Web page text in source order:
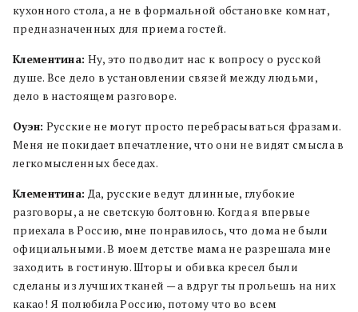
кухонного стола, а не в формальной обстановке комнат,
предназначенных для приема гостей.
Клементина: Ну, это подводит нас к вопросу о русской
душе. Все дело в установлении связей между людьми,
дело в настоящем разговоре.
Оуэн: Русские не могут просто перебрасываться фразами.
Меня не покидает впечатление, что они не видят смысла в
легкомысленных беседах.
Клементина: Да, русские ведут длинные, глубокие
разговоры, а не светскую болтовню. Когда я впервые
приехала в Россию, мне понравилось, что дома не были
официальными. В моем детстве мама не разрешала мне
заходить в гостиную. Шторы и обивка кресел были
сделаны из лучших тканей — а вдруг ты прольешь на них
какао! Я полюбила Россию, потому что во всем